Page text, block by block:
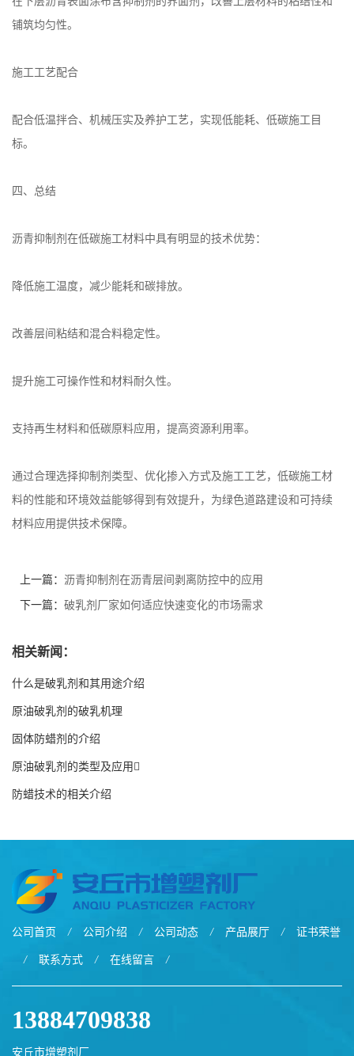
铺筑均匀性。
施工工艺配合
配合低温拌合、机械压实及养护工艺，实现低能耗、低碳施工目
标。
四、总结
沥青抑制剂在低碳施工材料中具有明显的技术优势：
降低施工温度，减少能耗和碳排放。
改善层间粘结和混合料稳定性。
提升施工可操作性和材料耐久性。
支持再生材料和低碳原料应用，提高资源利用率。
通过合理选择抑制剂类型、优化掺入方式及施工工艺，低碳施工材
料的性能和环境效益能够得到有效提升，为绿色道路建设和可持续
材料应用提供技术保障。
上一篇： 沥青抑制剂在沥青层间剥离防控中的应用
下一篇： 破乳剂厂家如何适应快速变化的市场需求
相关新闻：
什么是破乳剂和其用途介绍
原油破乳剂的破乳机理
固体防蜡剂的介绍
原油破乳剂的类型及应用
防蜡技术的相关介绍
公司首页 / 公司介绍 / 公司动态 / 产品展厅 / 证书荣誉
/ 联系方式 / 在线留言 /
13884709838
安丘市增塑剂厂